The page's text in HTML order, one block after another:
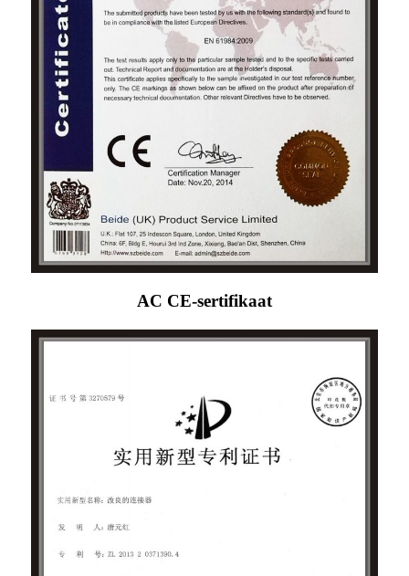
AC CE-sertifikaat